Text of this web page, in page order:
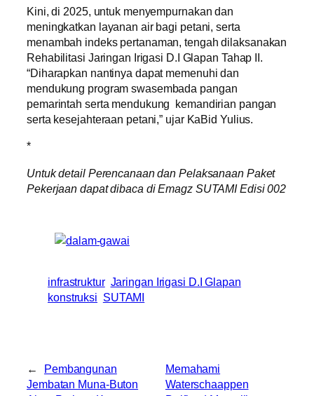
Kini, di 2025, untuk menyempurnakan dan
meningkatkan layanan air bagi petani, serta
menambah indeks pertanaman, tengah dilaksanakan
Rehabilitasi Jaringan Irigasi D.I Glapan Tahap II.
“Diharapkan nantinya dapat memenuhi dan
mendukung program swasembada pangan
pemarintah serta mendukung kemandirian pangan
serta kesejahteraan petani,” ujar KaBid Yulius.
*
Untuk detail Perencanaan dan Pelaksanaan Paket
Pekerjaan dapat dibaca di Emagz SUTAMI Edisi 002
infrastruktur Jaringan Irigasi D.I Glapan
konstruksi SUTAMI
←
Pembangunan
Jembatan Muna-Buton
Memahami
Waterschaappen